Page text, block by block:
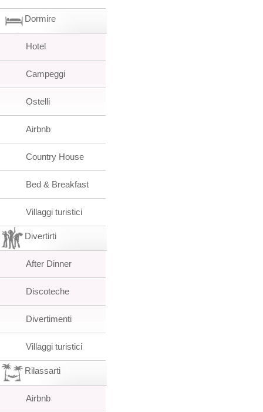
Dormire
Hotel
Campeggi
Ostelli
Airbnb
Country House
Bed & Breakfast
Villaggi turistici
Divertirti
After Dinner
Discoteche
Divertimenti
Villaggi turistici
Rilassarti
Airbnb